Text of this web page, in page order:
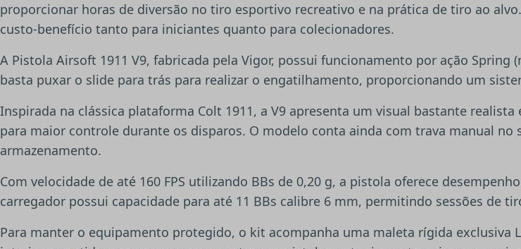
proporcionar horas de diversão no tiro esportivo recreativo e na prática de tiro ao
custo-benefício tanto para iniciantes quanto para colecionadores.
A Pistola Airsoft 1911 V9, fabricada pela Vigor, possui funcionamento por ação
basta puxar o slide para trás para realizar o engatilhamento, proporcionando um
Inspirada na clássica plataforma Colt 1911, a V9 apresenta um visual bastante
para maior controle durante os disparos. O modelo conta ainda com trava manual
armazenamento.
Com velocidade de até 160 FPS utilizando BBs de 0,20 g, a pistola oferece
carregador possui capacidade para até 11 BBs calibre 6 mm, permitindo sessões de
Para manter o equipamento protegido, o kit acompanha uma maleta rígida exclusiva